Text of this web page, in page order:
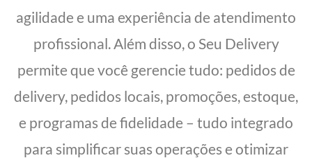
agilidade e uma experiência de atendimento
profissional. Além disso, o Seu Delivery
permite que você gerencie tudo: pedidos de
delivery, pedidos locais, promoções, estoque,
e programas de fidelidade – tudo integrado
para simplificar suas operações e otimizar